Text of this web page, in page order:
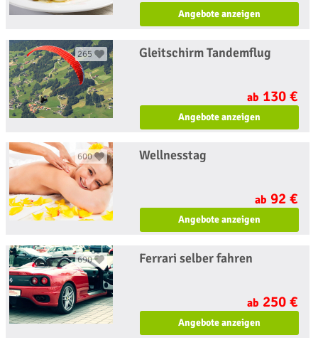
Angebote anzeigen
265 Gleitschirm Tandemflug
ab 130 €
Angebote anzeigen
600 Wellnesstag
ab 92 €
Angebote anzeigen
690 Ferrari selber fahren
ab 250 €
Angebote anzeigen